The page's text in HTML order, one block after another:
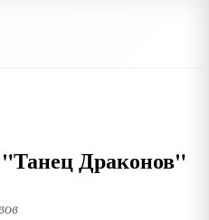
Драконов"